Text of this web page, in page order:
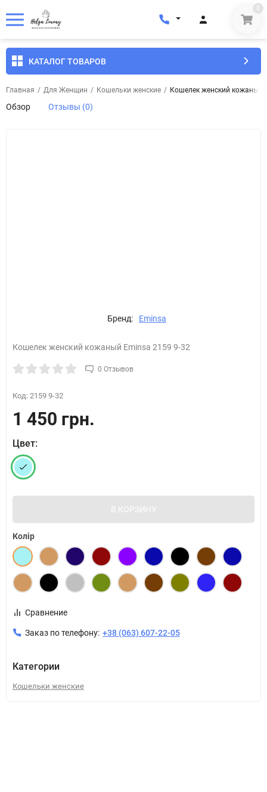
0
КАТАЛОГ ТОВАРОВ
Главная / Для Женщин / Кошельки женские / Кошелек женский кожаный
Обзор Отзывы (0)
Бренд: Eminsa
Кошелек женский кожаный Eminsa 2159 9-32
0 Отзывов
Код: 2159 9-32
1 450 грн.
Цвет:
В КОРЗИНУ
Колір
Сравнение
Заказ по телефону: +38 (063) 607-22-05
Категории
Кошельки женские